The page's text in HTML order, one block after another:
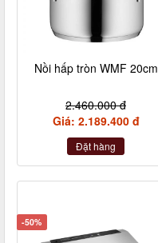
Nồi hấp tròn WMF 20cm
2.460.000 đ
Giá: 2.189.400 đ
Đặt hàng
-50%